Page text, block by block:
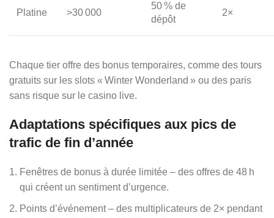
Platine >30 000
50 % de
dépôt
2×
Chaque tier offre des bonus temporaires, comme des tours
gratuits sur les slots « Winter Wonderland » ou des paris
sans risque sur le casino live.
Adaptations spécifiques aux pics de
trafic de fin d’année
Fenêtres de bonus à durée limitée – des offres de 48 h
qui créent un sentiment d’urgence.
Points d’événement – des multiplicateurs de 2× pendant